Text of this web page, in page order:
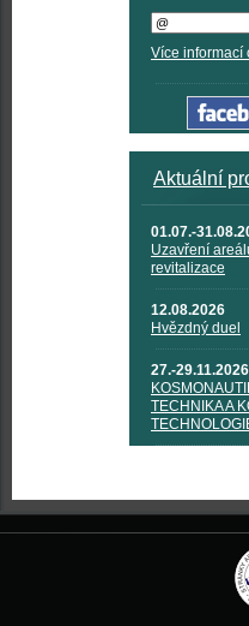
Více informací
Aktuální
01.07.-
Uzavření
revitalizace
12.08.2026
Hvězdný duel
27.-29.11.2026
TECHNIKA A